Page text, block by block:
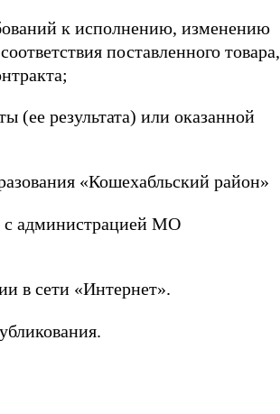
к исполнению, изменению
поставленного товара,
(ее результата) или оказанной
«Кошехабльский район»
с администрацией МО
в сети «Интернет».